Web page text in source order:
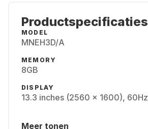
Productspecificaties
MODEL
MNEH3D/A
MEMORY
8GB
DISPLAY
13.3 inches (2560 x 1600), 60Hz
Meer tonen